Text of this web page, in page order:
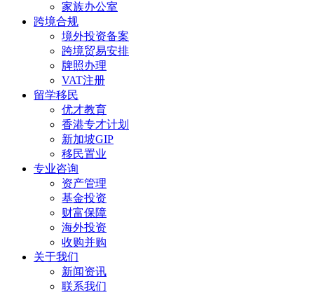
家族办公室
跨境合规
境外投资备案
跨境贸易安排
牌照办理
VAT注册
留学移民
优才教育
香港专才计划
新加坡GIP
移民置业
专业咨询
资产管理
基金投资
财富保障
海外投资
收购并购
关于我们
新闻资讯
联系我们